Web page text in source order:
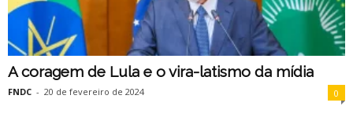
A coragem de Lula e o vira-latismo da mídia
FNDC - 20 de fevereiro de 2024 0